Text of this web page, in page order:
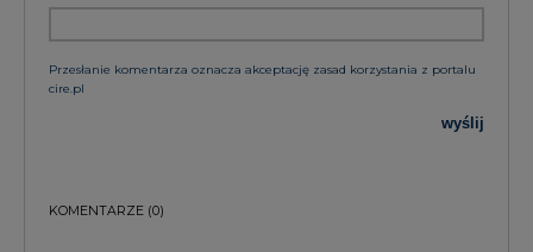
Przesłanie komentarza oznacza akceptację zasad korzystania z portalu
cire.pl
wyślij
KOMENTARZE (0)